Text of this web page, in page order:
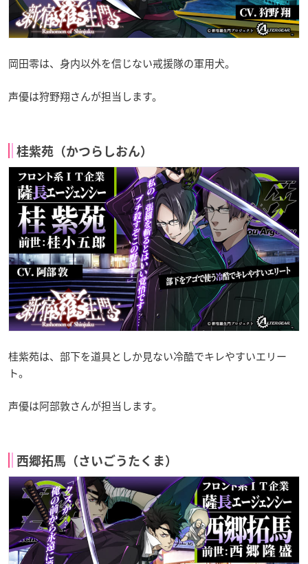
岡田零は、身内以外を信じない戒援隊の軍用犬。
声優は狩野翔さんが担当します。
桂紫苑（かつらしおん）
桂紫苑は、部下を道具としか見ない冷酷でキレやすいエリー
ト。
声優は阿部敦さんが担当します。
西郷拓馬（さいごうたくま）